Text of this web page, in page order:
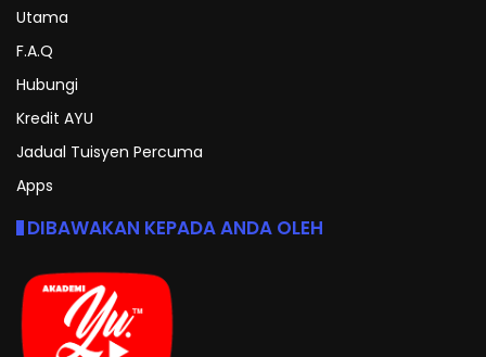
Utama
F.A.Q
Hubungi
Kredit AYU
Jadual Tuisyen Percuma
Apps
DIBAWAKAN KEPADA ANDA OLEH